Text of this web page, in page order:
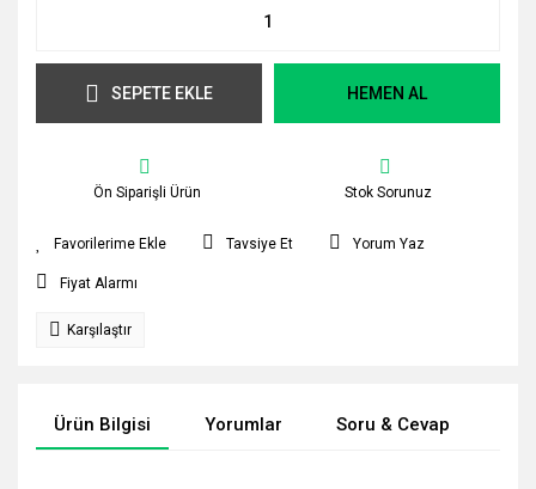
SEPETE EKLE HEMEN AL
Ön Siparişli Ürün Stok Sorunuz
Tavsiye Et Yorum Yaz
Fiyat Alarmı
Karşılaştır
Ürün Bilgisi Yorumlar Soru & Cevap